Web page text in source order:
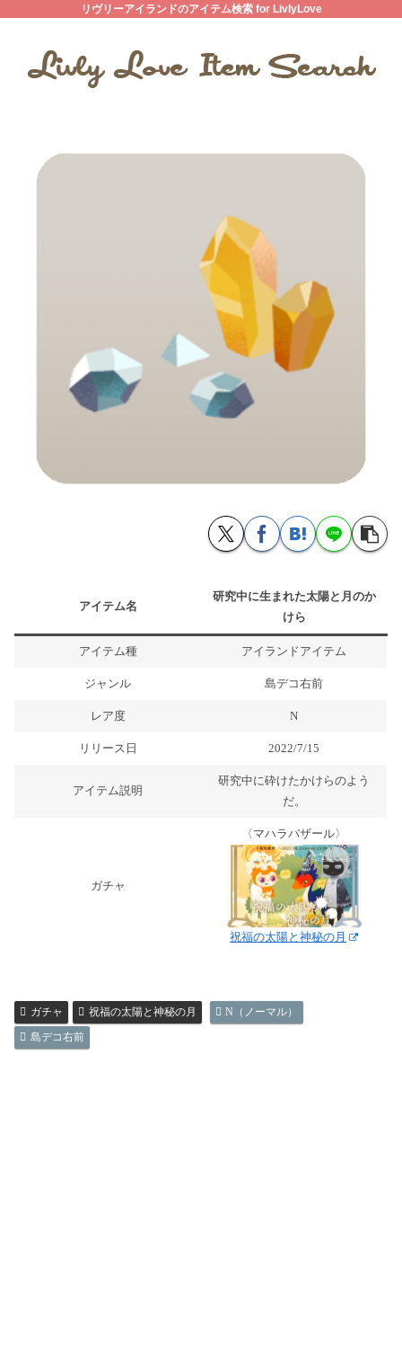
リヴリーアイランドのアイテム検索 for LivlyLove
アイテム名
研究中に生まれた太陽と月のか
けら
アイテム種 アイランドアイテム
ジャンル 島デコ右前
レア度 N
リリース日 2022/7/15
アイテム説明
研究中に砕けたかけらのよう
だ。
ガチャ
〈マハラバザール〉
祝福の太陽と神秘の月
ガチャ 祝福の太陽と神秘の月
N（ノーマル）
島デコ右前